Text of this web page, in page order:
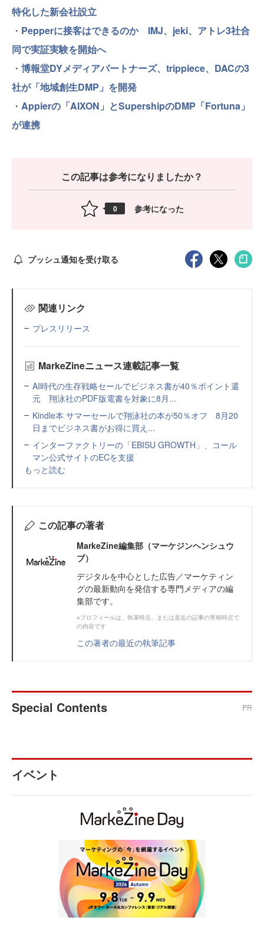
特化した新会社設立
・ Pepperに接客はできるのか IMJ、jeki、アトレ3社合
同で実証実験を開始へ
・ 博報堂DYメディアパートナーズ、trippiece、DACの3
社が「地域創生DMP」を開発
・ Appierの「AIXON」とSupershipのDMP「Fortuna」
が連携
この記事は参考になりましたか？
0 参考になった
プッシュ通知を受け取る
関連リンク
プレスリリース
MarkeZineニュース連載記事一覧
AI時代の生存戦略セールでビジネス書が40％ポイント還
元 翔泳社のPDF版電書を対象に8月...
Kindle本 サマーセールで翔泳社の本が50％オフ 8月20
日までビジネス書がお得に買え...
インターファクトリーの「EBISU GROWTH」、コール
マン公式サイトのECを支援
もっと読む
この記事の著者
MarkeZine編集部（マーケジンヘンシュウ
ブ）
デジタルを中心とした広告／マーケティン
グの最新動向を発信する専門メディアの編
集部です。
※プロフィールは、執筆時点、または直近の記事の寄稿時点で
の内容です
この著者の最近の執筆記事
Special Contents PR
イベント